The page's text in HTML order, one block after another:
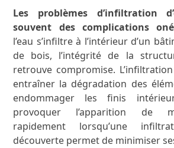
Les problèmes d’infiltration
souvent des complications
l’eau s’infiltre à l’intérieur d’un
de bois, l’intégrité de la
retrouve compromise.
entraîner la dégradation des
endommager les finis
provoquer l’apparition de
rapidement lorsqu’une
découverte permet de minimiser